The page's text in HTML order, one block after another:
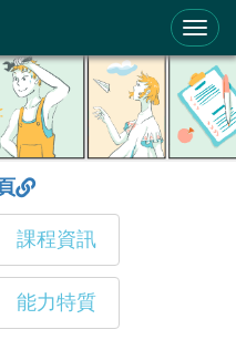
統
課程資訊
能力特質